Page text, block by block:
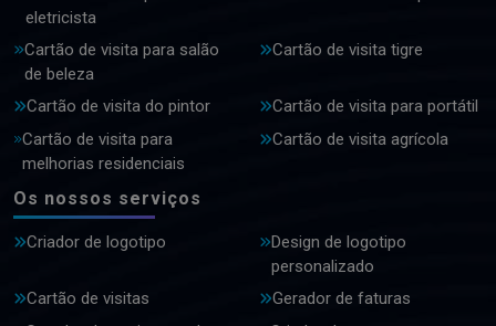
eletricista
Cartão de visita para salão
de beleza
Cartão de visita tigre
Cartão de visita do pintor
Cartão de visita para portátil
Cartão de visita para
melhorias residenciais
Cartão de visita agrícola
Os nossos serviços
Criador de logotipo
Design de logotipo
personalizado
Cartão de visitas
Gerador de faturas